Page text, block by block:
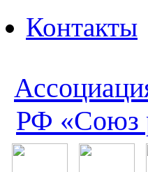
Контакты
РФ «Союз